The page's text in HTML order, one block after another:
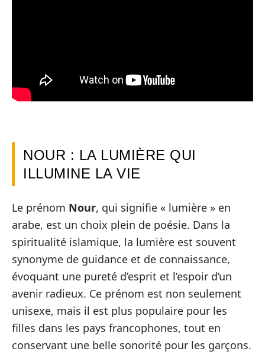
NOUR : LA LUMIÈRE QUI
ILLUMINE LA VIE
Le prénom Nour, qui signifie « lumière » en
arabe, est un choix plein de poésie. Dans la
spiritualité islamique, la lumière est souvent
synonyme de guidance et de connaissance,
évoquant une pureté d’esprit et l’espoir d’un
avenir radieux. Ce prénom est non seulement
unisexe, mais il est plus populaire pour les
filles dans les pays francophones, tout en
conservant une belle sonorité pour les garçons.